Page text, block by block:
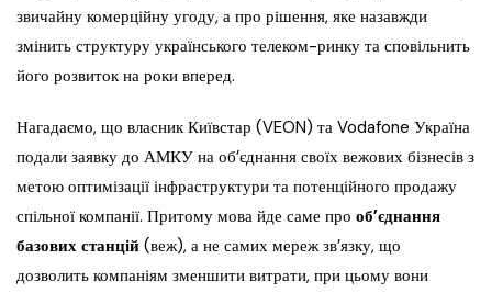
звичайну комерційну угоду, а про рішення, яке назавжди
змінить структуру українського телеком-ринку та сповільнить
його розвиток на роки вперед.
Нагадаємо, що власник Київстар (VEON) та Vodafone Україна
подали заявку до АМКУ на об’єднання своїх вежових бізнесів з
метою оптимізації інфраструктури та потенційного продажу
спільної компанії. Притому мова йде саме про об’єднання
базових станцій (веж), а не самих мереж зв’язку, що
дозволить компаніям зменшити витрати, при цьому вони